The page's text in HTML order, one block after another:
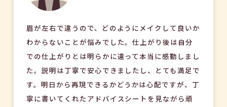
眉が左右で違うので、どのようにメイクして良いか
わからないことが悩みでした。仕上がり後は自分
での仕上がりとは明らかに違って本当に感動しまし
た。説明は丁寧で安心できましたし、とても満足で
す。明日から再現できるかどうかは心配ですが、丁
寧に書いてくれたアドバイスシートを見ながら頑